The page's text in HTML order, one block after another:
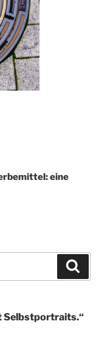
eine
Selbstportraits.“